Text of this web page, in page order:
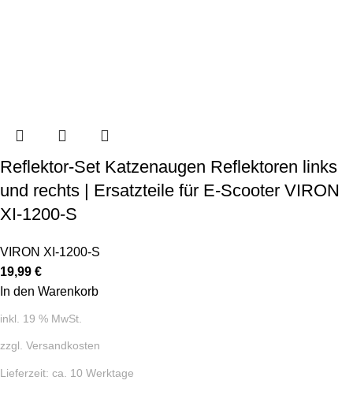
Reflektor-Set Katzenaugen Reflektoren links
und rechts | Ersatzteile für E-Scooter VIRON
XI-1200-S
VIRON XI-1200-S
19,99 €
In den Warenkorb
inkl. 19 % MwSt.
zzgl. Versandkosten
Lieferzeit: ca. 10 Werktage